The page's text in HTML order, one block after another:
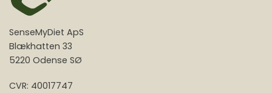
SenseMyDiet ApS
Blækhatten 33
5220 Odense SØ
CVR: 40017747